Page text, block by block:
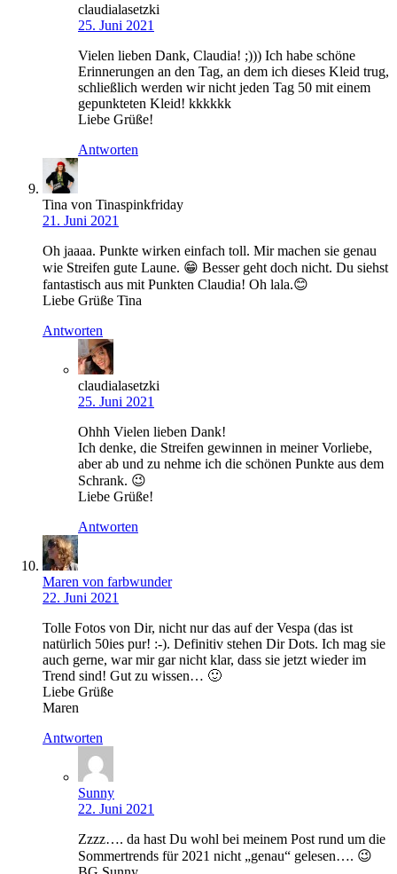
claudialasetzki
25. Juni 2021
Vielen lieben Dank, Claudia! ;))) Ich habe schöne
Erinnerungen an den Tag, an dem ich dieses Kleid trug,
schließlich werden wir nicht jeden Tag 50 mit einem
gepunkteten Kleid! kkkkkk
Liebe Grüße!
Antworten
Tina von Tinaspinkfriday
21. Juni 2021
Oh jaaaa. Punkte wirken einfach toll. Mir machen sie genau
wie Streifen gute Laune. 😁 Besser geht doch nicht. Du siehst
fantastisch aus mit Punkten Claudia! Oh lala.😊
Liebe Grüße Tina
Antworten
claudialasetzki
25. Juni 2021
Ohhh Vielen lieben Dank!
Ich denke, die Streifen gewinnen in meiner Vorliebe,
aber ab und zu nehme ich die schönen Punkte aus dem
Schrank. 😉
Liebe Grüße!
Antworten
Maren von farbwunder
22. Juni 2021
Tolle Fotos von Dir, nicht nur das auf der Vespa (das ist
natürlich 50ies pur! :-). Definitiv stehen Dir Dots. Ich mag sie
auch gerne, war mir gar nicht klar, dass sie jetzt wieder im
Trend sind! Gut zu wissen… 🙂
Liebe Grüße
Maren
Antworten
Sunny
22. Juni 2021
Zzzz…. da hast Du wohl bei meinem Post rund um die
Sommertrends für 2021 nicht „genau“ gelesen…. 😉